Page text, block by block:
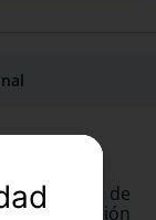
de
la formación